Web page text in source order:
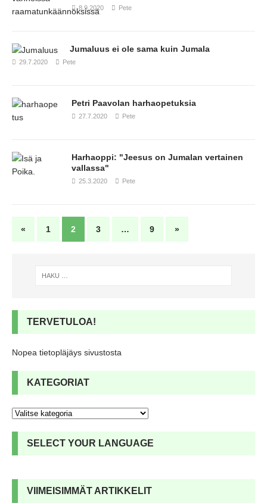
8.9.2020 Pete
Jumaluus ei ole sama kuin Jumala
29.7.2020 Pete
Petri Paavolan harhaopetuksia
27.7.2020 Pete
Harhaoppi: "Jeesus on Jumalan vertainen
vallassa"
25.3.2020 Pete
« 1 2 3 … 9 »
TERVETULOA!
Nopea tietopläjäys sivustosta
KATEGORIAT
SELECT YOUR LANGUAGE
VIIMEISIMMÄT ARTIKKELIT